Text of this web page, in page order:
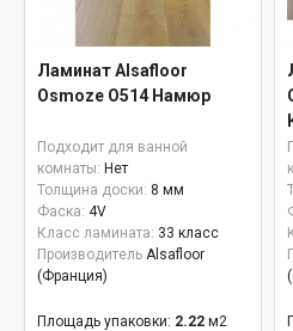
Ламинат Alsafloor
Osmoze O514 Намюр
Подходит для ванной
комнаты: Нет
Толщина доски: 8 мм
Фаска: 4V
Класс ламината: 33 класс
Производитель Alsafloor
(Франция)
Площадь упаковки: 2.22 м2